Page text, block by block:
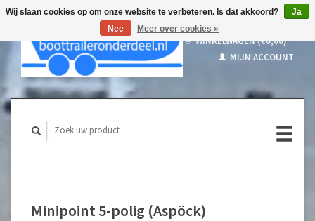
WINKELWAGEN (€0,00)
MIJN ACCOUNT
Minipoint 5-polig (Aspöck)
Wij slaan cookies op om onze website te verbeteren. Is dat akkoord?
Ja
Nee
Meer over cookies »